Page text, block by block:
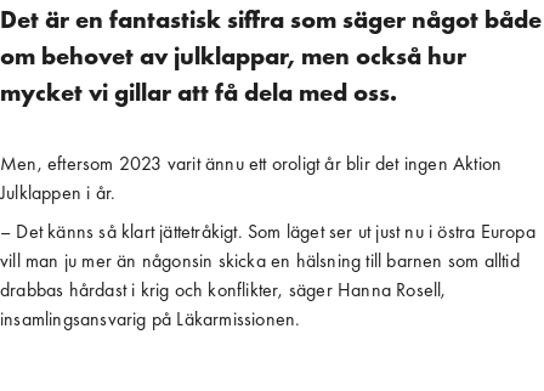
Det är en fantastisk siffra som säger något både
om behovet av julklappar, men också hur
mycket vi gillar att få dela med oss.
Men, eftersom 2023 varit ännu ett oroligt år blir det ingen Aktion
Julklappen i år.
– Det känns så klart jättetråkigt. Som läget ser ut just nu i östra Europa
vill man ju mer än någonsin skicka en hälsning till barnen som alltid
drabbas hårdast i krig och konflikter, säger Hanna Rosell,
insamlingsansvarig på Läkarmissionen.